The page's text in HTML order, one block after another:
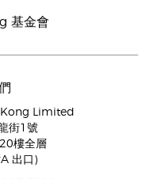
基金會
Limited
街1號
樓全層
出口)